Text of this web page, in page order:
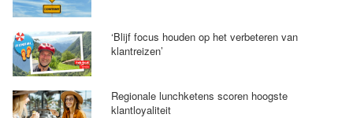
‘Blijf focus houden op het verbeteren van
klantreizen’
Regionale lunchketens scoren hoogste
klantloyaliteit